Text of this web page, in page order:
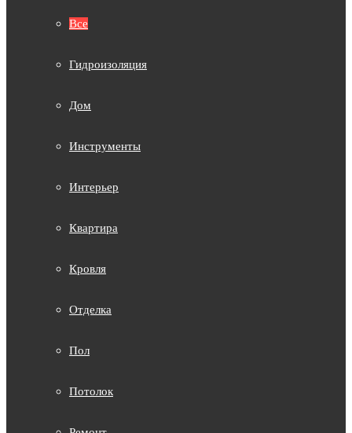
Все
Гидроизоляция
Дом
Инструменты
Интерьер
Квартира
Кровля
Отделка
Пол
Потолок